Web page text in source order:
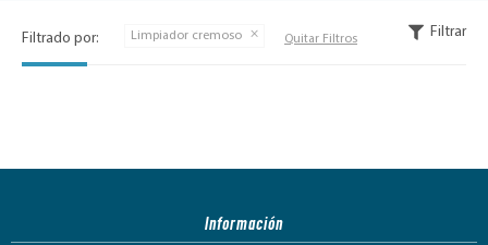
Filtrar
Filtrado por: Limpiador cremoso Quitar Filtros
Información